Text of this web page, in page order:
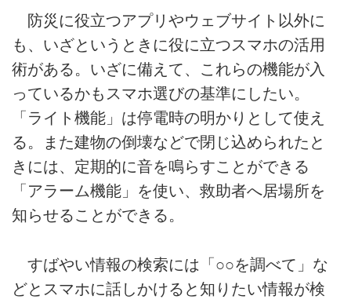
防災に役立つアプリやウェブサイト以外に
も、いざというときに役に立つスマホの活用
術がある。いざに備えて、これらの機能が入
っているかもスマホ選びの基準にしたい。
「ライト機能」は停電時の明かりとして使え
る。また建物の倒壊などで閉じ込められたと
きには、定期的に音を鳴らすことができる
「アラーム機能」を使い、救助者へ居場所を
知らせることができる。
すばやい情報の検索には「○○を調べて」な
どとスマホに話しかけると知りたい情報が検